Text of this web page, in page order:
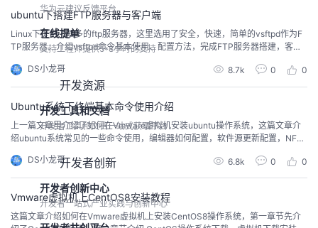
华为云建议反馈平台
在线提单
支持工程师提供5*8小时的支持
开发资源
开发工具和文档
开发者工具和文档一站式获取平台
开发者创新
开发者创新中心
开发者一站式产业实践与创新中心
ubuntu下搭建FTP服务器与客户端
Linux下提供了很多的ftp服务器，这里选用了安全，快速，简单的vsftpd作为F
TP服务器。介绍vsftpd命令基本使用、配置方法，完成FTP服务器搭建，客户
DS小龙哥
8.7k 0 0
Ubuntu系统下终端基本命令使用介绍
上一篇文章里介绍了如何在Vmware虚拟机安装ubuntu操作系统，这篇文章介
绍ubuntu系统常见的一些命令使用，编辑器如何配置，软件源更新配置，NFS
DS小龙哥
6.8k 0 0
Vmware虚拟机上CentOS8安装教程
这篇文章介绍如何在Vmware虚拟机上安装CentOS8操作系统，第一章节先介